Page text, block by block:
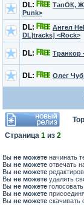
DL:
ТапОК,
Punk>
DL:
Ангел
DL|tracks] <Rock>
DL: Транкор
DL: Олег
Страница 1 из 2
Вы не можете начинать
Вы не можете отвечать
Вы не можете
Вы не можете удалять
Вы не можете
Вы не можете
Вы не можете